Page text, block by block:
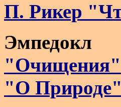
П. Рикер
Эмпедокл
"Очищения"
"О Природе"